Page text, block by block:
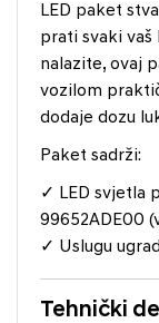
LED paket
prati svaki vaš
nalazite, ovaj
vozilom
dodaje dozu
Paket sadrži:
✓ LED svjetla
99652ADE00
✓ Uslugu
Tehnički